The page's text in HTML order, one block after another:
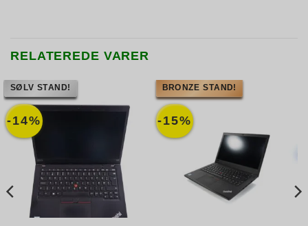
RELATEREDE VARER
-14%
SØLV STAND!
-15%
BRONZE STAND!